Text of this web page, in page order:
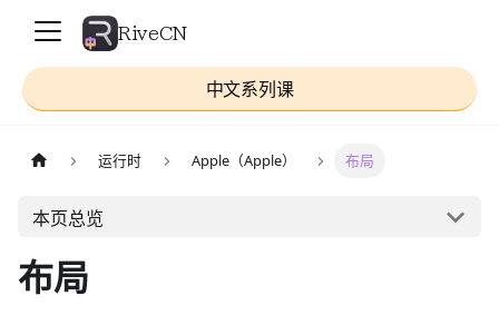
RiveCN
中文系列课
运行时 Apple（Apple） 布局
本页总览
布局